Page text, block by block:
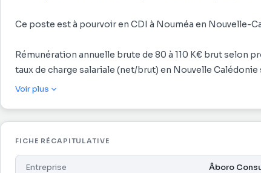
Ce poste est à pourvoir en CDI à Nouméa en Nouvelle-
Rémunération annuelle brute de 80 à 110 K€ brut selon
taux de charge salariale (net/brut) en Nouvelle Calédonie
Voir plus
FICHE RÉCAPITULATIVE
Entreprise Âboro